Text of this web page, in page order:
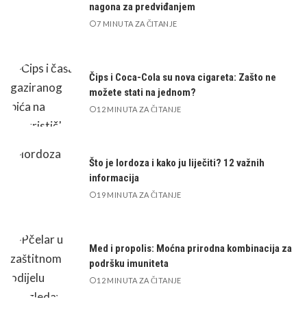
nagona za predviđanjem
7 MINUTA ZA ČITANJE
Čips i Coca-Cola su nova cigareta: Zašto ne
možete stati na jednom?
12 MINUTA ZA ČITANJE
Što je lordoza i kako ju liječiti? 12 važnih
informacija
19 MINUTA ZA ČITANJE
Med i propolis: Moćna prirodna kombinacija za
podršku imuniteta
12 MINUTA ZA ČITANJE